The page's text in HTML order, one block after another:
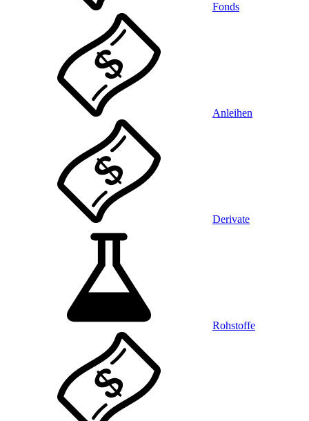
Fonds
Anleihen
Derivate
Rohstoffe